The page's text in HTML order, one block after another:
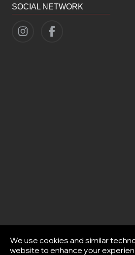
SOCIAL NETWORK
We use cookies and similar
website to enhance your